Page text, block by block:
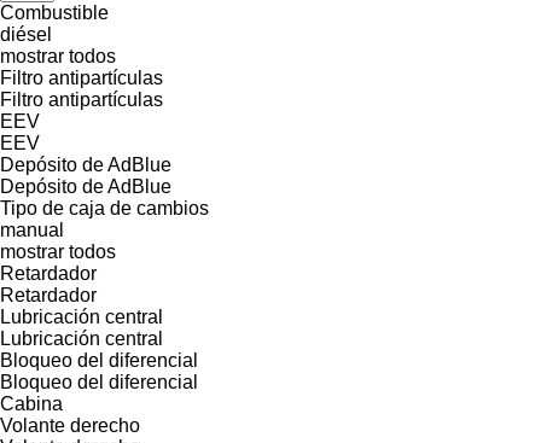
Combustible
diésel
mostrar todos
Filtro antipartículas
Filtro antipartículas
EEV
EEV
Depósito de AdBlue
Depósito de AdBlue
Tipo de caja de cambios
manual
mostrar todos
Retardador
Retardador
Lubricación central
Lubricación central
Bloqueo del diferencial
Bloqueo del diferencial
Cabina
Volante derecho